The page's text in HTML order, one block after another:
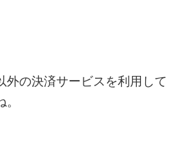
外の決済サービスを利用して